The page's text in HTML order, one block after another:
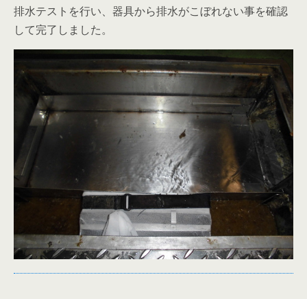
排水テストを行い、器具から排水がこぼれない事を確認
して完了しました。